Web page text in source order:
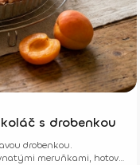
s drobenkou
drobenkou.
meruňkami, hotový